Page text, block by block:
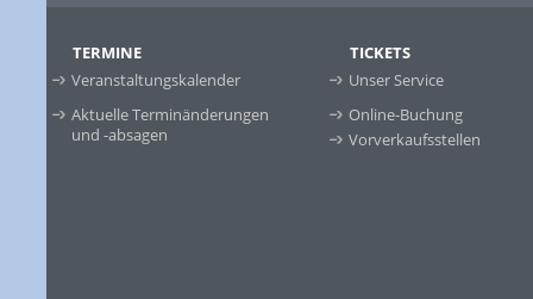
TERMINE
Veranstaltungskalender
Aktuelle Terminänderungen
und -absagen
TICKETS
Unser Service
Online-Buchung
Vorverkaufsstellen